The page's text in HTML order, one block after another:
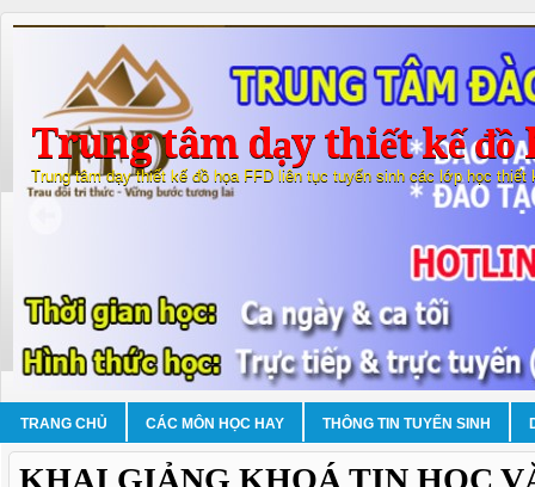
Trung tâm dạy thiết kế đồ
Trung tâm dạy thiết kế đồ họa FFD liên tục tuyển sinh các lớp học thiết
TRANG CHỦ CÁC MÔN HỌC HAY THÔNG TIN TUYỂN SINH
KHAI GIẢNG KHOÁ TIN HỌC